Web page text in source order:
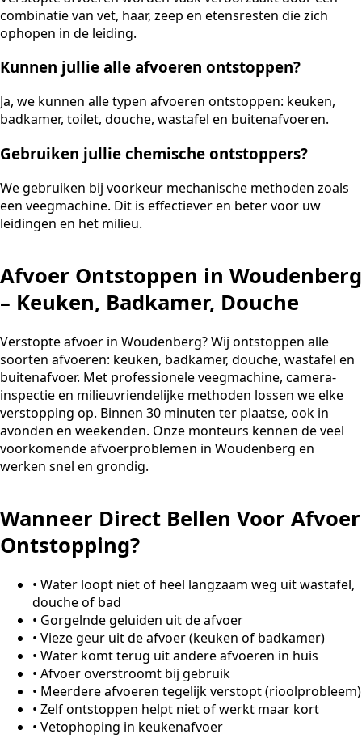
combinatie van vet, haar, zeep en etensresten die zich
ophopen in de leiding.
Kunnen jullie alle afvoeren ontstoppen?
Ja, we kunnen alle typen afvoeren ontstoppen: keuken,
badkamer, toilet, douche, wastafel en buitenafvoeren.
Gebruiken jullie chemische ontstoppers?
We gebruiken bij voorkeur mechanische methoden zoals
een veegmachine. Dit is effectiever en beter voor uw
leidingen en het milieu.
Afvoer Ontstoppen in Woudenberg
– Keuken, Badkamer, Douche
Verstopte afvoer in Woudenberg? Wij ontstoppen alle
soorten afvoeren: keuken, badkamer, douche, wastafel en
buitenafvoer. Met professionele veegmachine, camera-
inspectie en milieuvriendelijke methoden lossen we elke
verstopping op. Binnen 30 minuten ter plaatse, ook in
avonden en weekenden. Onze monteurs kennen de veel
voorkomende afvoerproblemen in Woudenberg en
werken snel en grondig.
Wanneer Direct Bellen Voor Afvoer
Ontstopping?
• Water loopt niet of heel langzaam weg uit wastafel,
douche of bad
• Gorgelnde geluiden uit de afvoer
• Vieze geur uit de afvoer (keuken of badkamer)
• Water komt terug uit andere afvoeren in huis
• Afvoer overstroomt bij gebruik
• Meerdere afvoeren tegelijk verstopt (rioolprobleem)
• Zelf ontstoppen helpt niet of werkt maar kort
• Vetophoping in keukenafvoer